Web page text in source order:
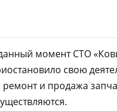
момент СТО
свою
ремонт и продажа